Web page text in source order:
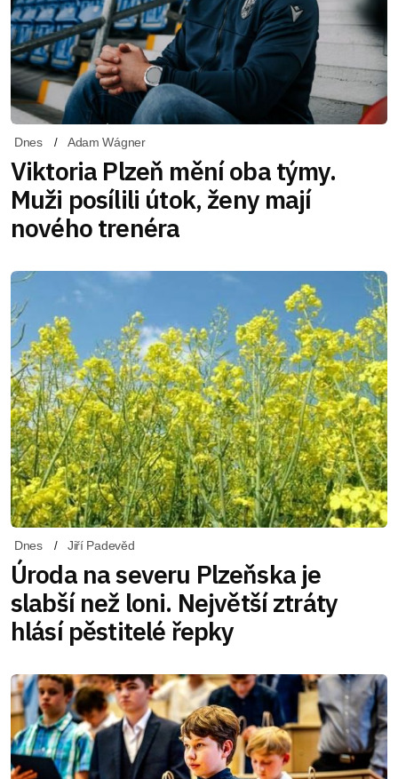
Dnes Adam Wágner
Viktoria Plzeň mění oba týmy.
Muži posílili útok, ženy mají
nového trenéra
Dnes Jiří Padevěd
Úroda na severu Plzeňska je
slabší než loni. Největší ztráty
hlásí pěstitelé řepky